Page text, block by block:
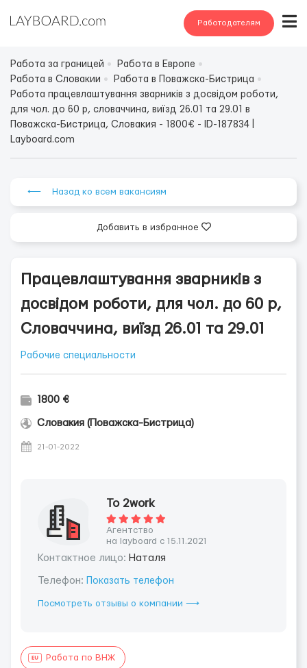
Работодателям
Работа за границей
Работа в Европе
Работа в Словакии
Работа в Поважска-Бистрица
Работа працевлаштування зварників з досвідом роботи,
для чол. до 60 р, словаччина, виїзд 26.01 та 29.01 в
Поважска-Бистрица, Словакия - 1800€ - ID-187834 |
Layboard.com
⟵ Назад ко всем вакансиям
Добавить в избранное
Працевлаштування зварників з
досвідом роботи, для чол. до 60 р,
Словаччина, виїзд 26.01 та 29.01
Рабочие специальности
1800 €
Словакия (Поважска-Бистрица)
21-01-2022
To 2work
Агентство
на layboard с 15.11.2021
Контактное лицо: Наталя
Телефон: Показать телефон
Посмотреть отзывы о компании ⟶
Работа по ВНЖ